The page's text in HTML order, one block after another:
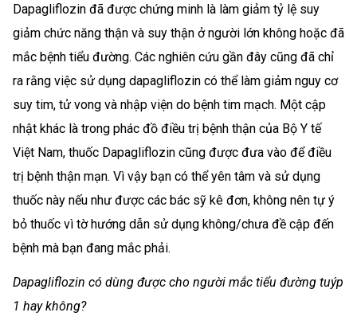
Dapagliflozin đã được chứng minh là làm giảm tỷ lệ suy
giảm chức năng thận và suy thận ở người lớn không hoặc đã
mắc bệnh tiểu đường. Các nghiên cứu gần đây cũng đã chỉ
ra rằng việc sử dụng dapagliflozin có thể làm giảm nguy cơ
suy tim, tử vong và nhập viện do bệnh tim mạch. Một cập
nhật khác là trong phác đồ điều trị bệnh thận của Bộ Y tế
Việt Nam, thuốc Dapagliflozin cũng được đưa vào để điều
trị bệnh thận mạn. Vì vậy bạn có thể yên tâm và sử dụng
thuốc này nếu như được các bác sỹ kê đơn, không nên tự ý
bỏ thuốc vì tờ hướng dẫn sử dụng không/chưa đề cập đến
bệnh mà bạn đang mắc phải.
Dapagliflozin có dùng được cho người mắc tiểu đường tuýp
1 hay không?